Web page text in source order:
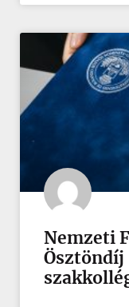
Nemzeti
Ösztöndíj